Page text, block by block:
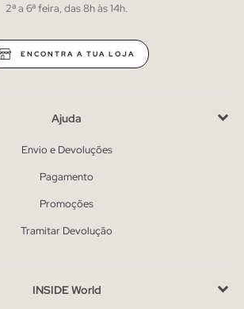
2ª a 6ª feira, das 8h às 14h.
ENCONTRA A TUA LOJA
Ajuda
Envio e Devoluções
Pagamento
Promoções
Tramitar Devolução
INSIDE World